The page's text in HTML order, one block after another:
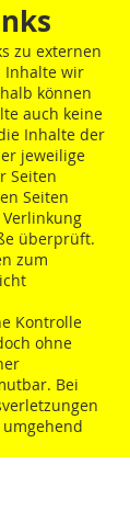
zu externen
Inhalte wir
können
auch keine
Inhalte der
jeweilige
Seiten
Seiten
überprüft.
zum
Kontrolle
ohne
Bei